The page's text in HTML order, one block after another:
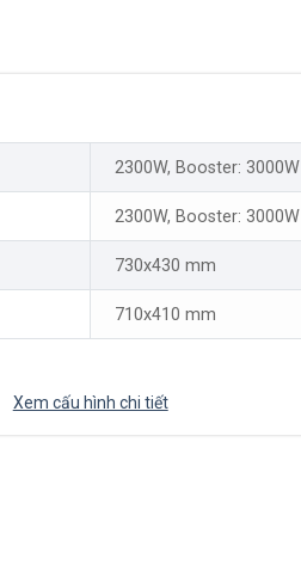
2300W, Booster: 3000W
2300W, Booster: 3000W
730x430 mm
710x410 mm
Xem cấu hình chi tiết